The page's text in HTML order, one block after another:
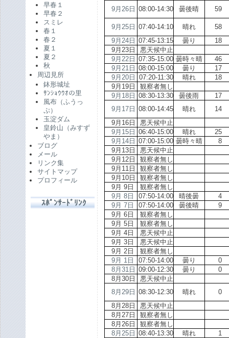
早春１
早春２
スミレ
春１
春２
夏１
夏２
秋
周辺見所
鉢形城址
ｻﾝｼｮｳｳｵの里
風布（ふうっ
ぷ）
玉淀ダム
皇鈴山（みすず
やま）
ブログ
メール
リンク集
サイトマップ
プロフィール
ｽﾎﾟﾝｻｰﾄﾞﾘﾝｸ
9月26日 08:00-14:30 曇後晴
9月25日 07:40-14:10 晴れ
9月24日 07:45-13:15 曇り
9月23日
悪天候中止
9月22日 07:35-15:00 曇時々晴
9月21日 08:00-15:00 曇り
9月20日
07:20-11:30 晴れ
9月19日
観察者無し
9月18日 08:30-13:30 曇後雨
9月17日 08:00-14:45 晴れ
9月16日
悪天候中止
9月15日 06:40-15:00 晴れ
9月14日 07:00-15:00 曇時々晴
9月13日
悪天候中止
9月12日
観察者無し
9月11日
観察者無し
9月10日
観察者無し
9月 9日
観察者無し
9月 8日
07:50-14:00 晴後曇
9月 7日
07:50-14:00 曇後晴
9月 6日
観察者無し
9月 5日
観察者無し
9月 4日
悪天候中止
9月 3日
悪天候中止
9月 2日
観察者無し
9月 1日
07:50-14:00 曇り
8月31日 09:00-12:30 曇り
8月30日
悪天候中止
8月29日 08:30-12:30 晴れ
8月28日
悪天候中止
8月27日
観察者無し
8月26日
観察者無し
8月25日 08:40-13:30 晴れ